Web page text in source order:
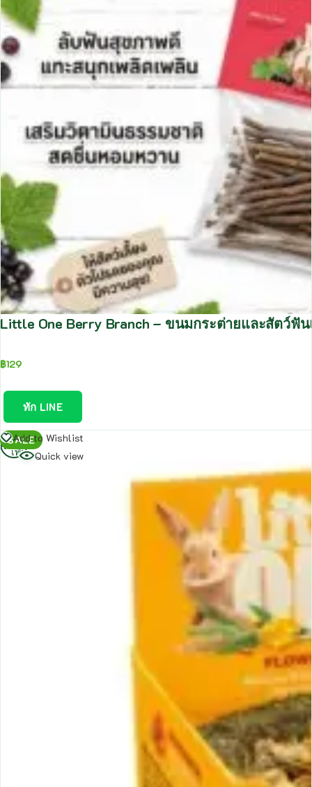
Little One Berry Branch – ขนมกระต่ายและสัตว์ฟั
฿129
ทัก LINE
SALE
Add to Wishlist
Quick view
อ่าน
เพิ่ม